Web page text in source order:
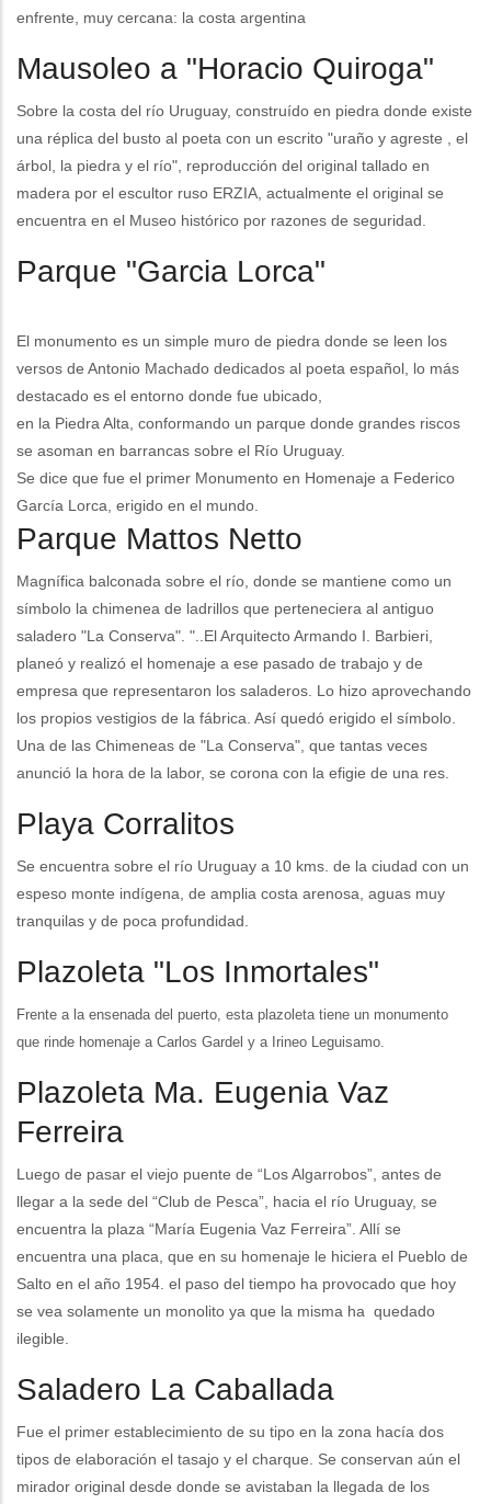
enfrente, muy cercana: la costa argentina
Mausoleo a "Horacio Quiroga"
Sobre la costa del río Uruguay, construído en piedra donde existe
una réplica del busto al poeta con un escrito "uraño y agreste , el
árbol, la piedra y el río", reproducción del original tallado en
madera por el escultor ruso ERZIA, actualmente el original se
encuentra en el Museo histórico por razones de seguridad.
Parque "Garcia Lorca"
El monumento es un simple muro de piedra donde se leen los
versos de Antonio Machado dedicados al poeta español, lo más
destacado es el entorno donde fue ubicado,
en la Piedra Alta, conformando un parque donde grandes riscos
se asoman en barrancas sobre el Río Uruguay.
Se dice que fue el primer Monumento en Homenaje a Federico
García Lorca, erigido en el mundo.
Parque Mattos Netto
Magnífica balconada sobre el río, donde se mantiene como un
símbolo la chimenea de ladrillos que perteneciera al antiguo
saladero "La Conserva". "..El Arquitecto Armando I. Barbieri,
planeó y realizó el homenaje a ese pasado de trabajo y de
empresa que representaron los saladeros. Lo hizo aprovechando
los propios vestigios de la fábrica. Así quedó erigido el símbolo.
Una de las Chimeneas de "La Conserva", que tantas veces
anunció la hora de la labor, se corona con la efigie de una res.
Playa Corralitos
Se encuentra sobre el río Uruguay a 10 kms. de la ciudad con un
espeso monte indígena, de amplia costa arenosa, aguas muy
tranquilas y de poca profundidad.
Plazoleta "Los Inmortales"
Frente a la ensenada del puerto, esta plazoleta tiene un monumento
que rinde homenaje a Carlos Gardel y a Irineo Leguisamo.
Plazoleta Ma. Eugenia Vaz
Ferreira
Luego de pasar el viejo puente de “Los Algarrobos”, antes de
llegar a la sede del “Club de Pesca”, hacia el río Uruguay, se
encuentra la plaza “María Eugenia Vaz Ferreira”. Allí se
encuentra una placa, que en su homenaje le hiciera el Pueblo de
Salto en el año 1954. el paso del tiempo ha provocado que hoy
se vea solamente un monolito ya que la misma ha quedado
ilegible.
Saladero La Caballada
Fue el primer establecimiento de su tipo en la zona hacía dos
tipos de elaboración el tasajo y el charque. Se conservan aún el
mirador original desde donde se avistaban la llegada de los